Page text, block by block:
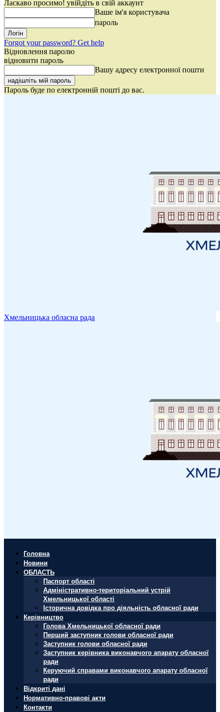
Ласкаво просимо! увійдіть в свій аккаунт
Ваше ім'я користувача
пароль
Forgot your password? Get help
Відновлення паролю
відновити пароль
Вашу адресу електронної пошти
Пароль буде по електронній пошті до вас.
Хмельницька обласна рада
Головна
Новини
ОБЛАСТЬ
Паспорт області
Адміністративно-територіальний устрій
Хмельницької області
Історична довідка про діяльність обласної ради
Керівництво
Голова Хмельницької обласної ради
Перший заступник голови обласної ради
Заступник голови обласної ради
Заступник керівника виконавчого апарату обласної
ради
Керуючий справами виконавчого апарату обласної
ради
Відкриті дані
Нормативно-правові акти
Контакти